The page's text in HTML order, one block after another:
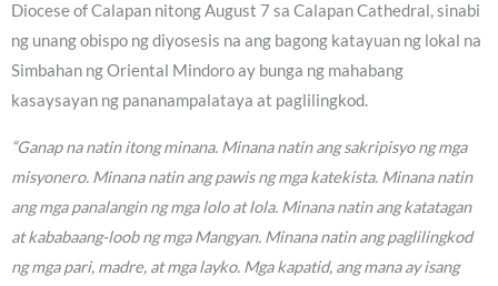
Diocese of Calapan nitong August 7 sa Calapan Cathedral, sinabi
ng unang obispo ng diyosesis na ang bagong katayuan ng lokal na
Simbahan ng Oriental Mindoro ay bunga ng mahabang
kasaysayan ng pananampalataya at paglilingkod.
“Ganap na natin itong minana. Minana natin ang sakripisyo ng mga
misyonero. Minana natin ang pawis ng mga katekista. Minana natin
ang mga panalangin ng mga lolo at lola. Minana natin ang katatagan
at kababaang-loob ng mga Mangyan. Minana natin ang paglilingkod
ng mga pari, madre, at mga layko. Mga kapatid, ang mana ay isang